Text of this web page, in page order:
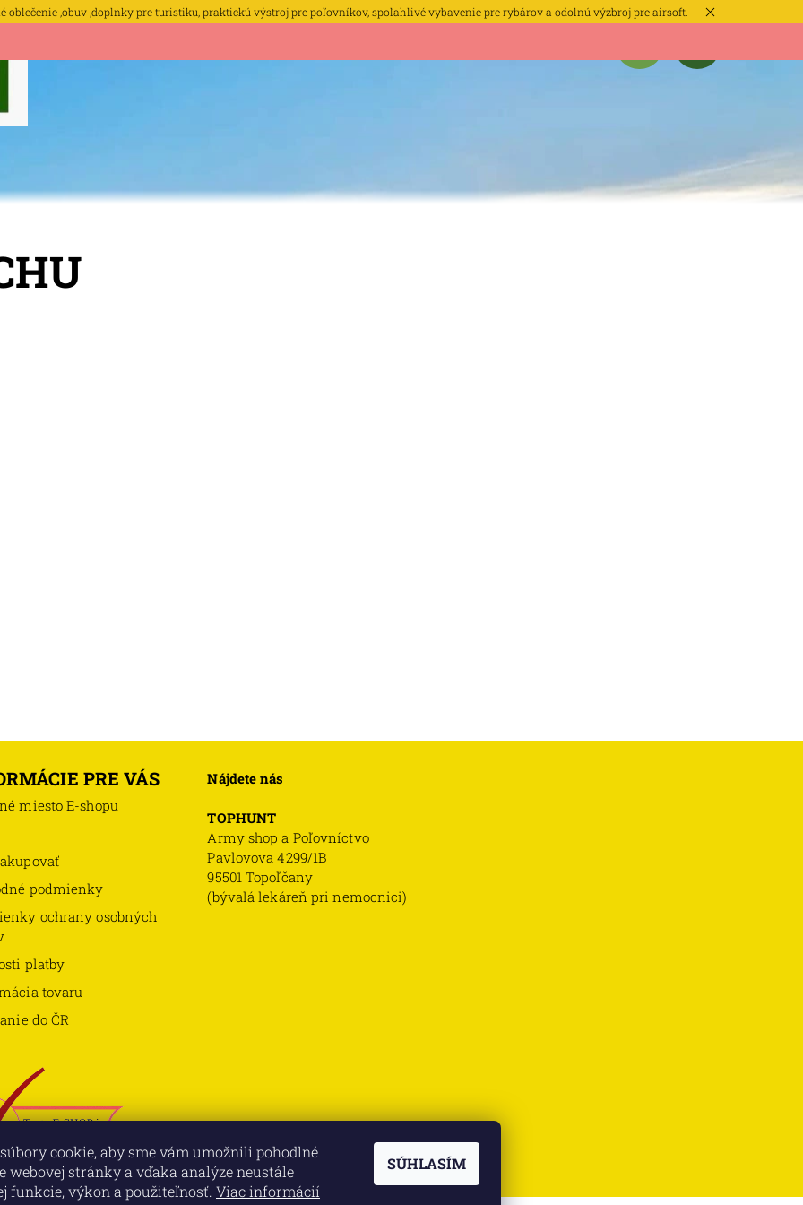
,obuv ,doplnky pre turistiku, praktickú výstroj pre poľovníkov, spoľahlivé vybavenie pre rybárov a odolnú výzbroj pre airsoft.
PRE VÁS
miesto E-shopu
podmienky
ochrany osobných
platby
tovaru
do ČR
Nájdete nás
TOPHUNT
Army shop a Poľovníctvo
Pavlovova 4299/1B
95501 Topoľčany
(bývalá lekáreň pri nemocnici)
cookie, aby sme vám umožnili pohodlné
webovej stránky a vďaka analýze neustále
funkcie, výkon a použiteľnosť. Viac informácií
SÚHLASÍM